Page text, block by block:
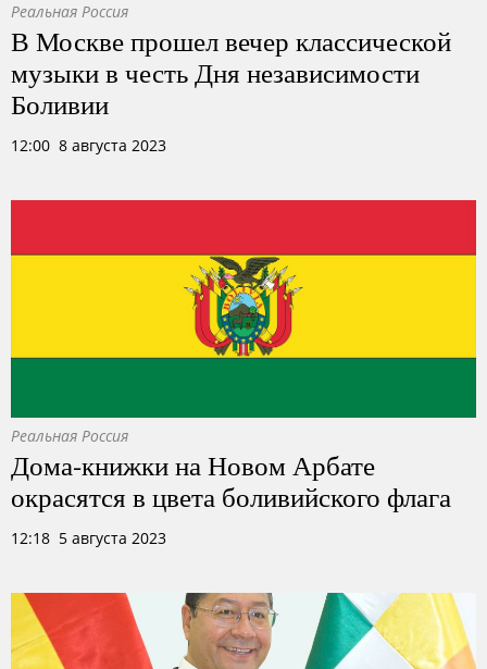
Реальная Россия
В Москве прошел вечер классической
музыки в честь Дня независимости
Боливии
12:00 8 августа 2023
Реальная Россия
Дома-книжки на Новом Арбате
окрасятся в цвета боливийского флага
12:18 5 августа 2023